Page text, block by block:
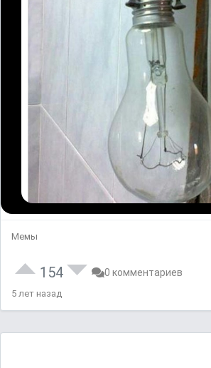
Мемы
154 0 комментариев
5 лет назад